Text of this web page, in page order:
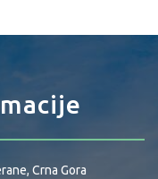
Crna Gora